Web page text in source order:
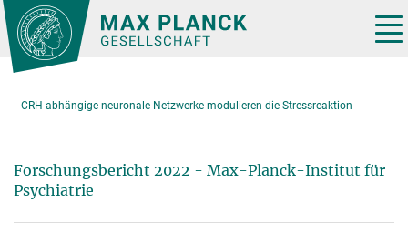
Hauptinhalt
CRH-abhängige neuronale Netzwerke modulieren die Stressreaktion
Forschungsbericht 2022 - Max-Planck-Institut für
Psychiatrie